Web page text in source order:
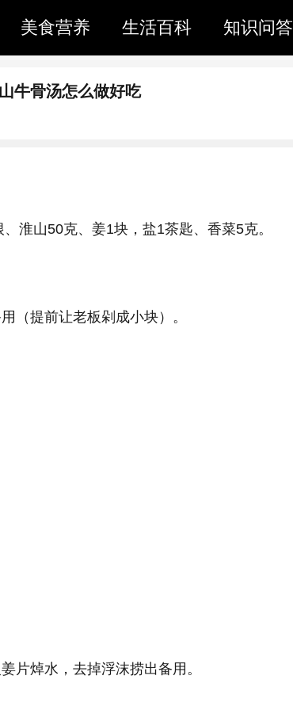
美食营养 生活百科 知识问答
牛骨汤怎么做好吃
淮山50克、姜1块，盐1茶匙、香菜5克。
（提前让老板剁成小块）。
片焯水，去掉浮沫捞出备用。